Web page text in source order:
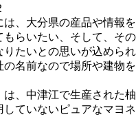
、大分県の産品や情報を
らいたい、そして、その
りたいとの思いが込められ
名前なので場所や建物を
、中津江で生産された柚
ていないピュアなマヨネ